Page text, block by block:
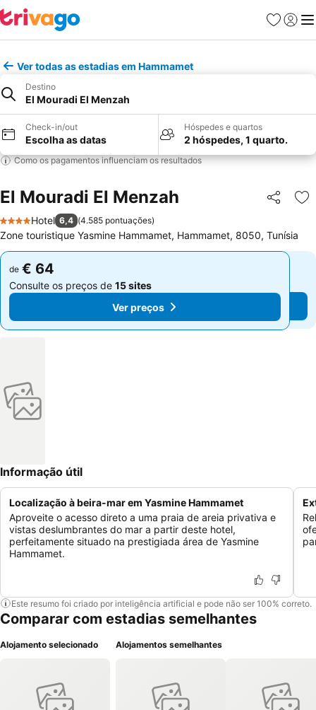
Favoritos
Iniciar
Ver todas as estadias em Hammamet
Destino
El Mouradi El Menzah
Check-in/out
Escolha as datas
Hóspedes e quartos
2 hóspedes, 1 quarto.
Como os pagamentos influenciam os resultados
El Mouradi El Menzah Partilhar
4 Estrelas
Hotel 6,4 (4.585 pontuações)
Zone touristique Yasmine Hammamet, Hammamet, 8050, Tunísia
de € 64
Consulte os preços de 15 sites
Ver preços
de € 64
Consulte os preços de 15 sites
Ver preços
Informação útil
Localização à beira-mar em Yasmine Hammamet
Aproveite o acesso direto a uma praia de areia privativa e
vistas deslumbrantes do mar a partir deste hotel,
perfeitamente situado na prestigiada área de Yasmine
Hammamet.
Este resumo foi criado por inteligência artificial e pode não ser 100% correto.
Comparar com estadias semelhantes
Alojamento selecionado Alojamentos semelhantes